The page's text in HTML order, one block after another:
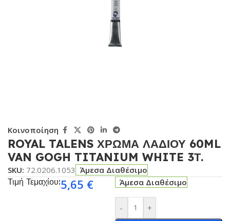
Κοινοποίηση
ROYAL TALENS ΧΡΩΜΑ ΛΑΔΙΟΥ 60ML
VAN GOGH TITANIUM WHITE 3Τ.
SKU: 72.0206.1053 Άμεσα Διαθέσιμο
Τιμή Τεμαχίου:5,65 € Άμεσα Διαθέσιμο
- +